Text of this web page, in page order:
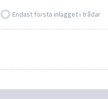
Endast första inlägget i trådar